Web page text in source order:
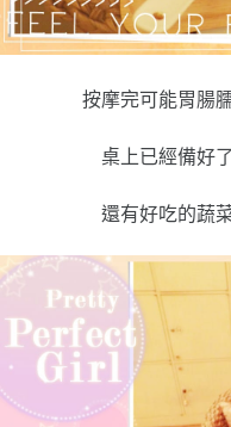
按摩完可能胃腸
桌上已經備好
還有好吃的蔬